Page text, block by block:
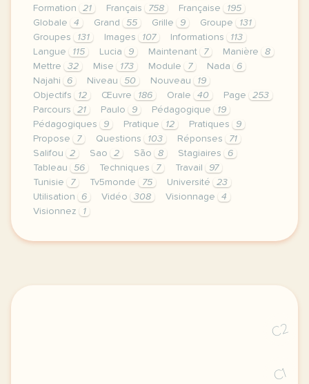
Formation
21 Français 758 Française
195
Globale
4 Grand 55 Grille 9 Groupe
131
Groupes
131 Images 107 Informations
113
Langue
115 Lucia 9 Maintenant 7 Manière
8
Mettre
32 Mise 173 Module 7 Nada
6
Najahi
6 Niveau 50 Nouveau
19
Objectifs
12 Œuvre 186 Orale 40 Page
253
Parcours
21 Paulo 9 Pédagogique
19
Pédagogiques
9 Pratique 12 Pratiques
9
Propose
7 Questions 103 Réponses
71
Salifou
2 Sao 2 São 8 Stagiaires
6
Tableau
56 Techniques 7 Travail
97
Tunisie
7 Tv5monde 75 Université
23
Utilisation
6 Vidéo 308 Visionnage
4
Visionnez
1
le respect de votre vie privee est une priorite
C2
C1